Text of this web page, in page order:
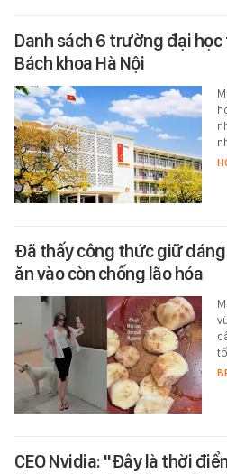
Danh sách 6 trường đại
Bách khoa Hà Nội
Đã thấy công thức giữ dáng
ăn vào còn chống lão hóa
CEO Nvidia: "Đây là thời